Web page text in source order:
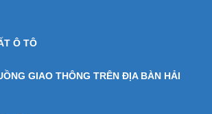
Ô TÔ
GIAO THÔNG TRÊN ĐỊA BÀN HẢI